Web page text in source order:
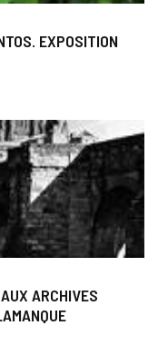
EXPOSITION
ARCHIVES